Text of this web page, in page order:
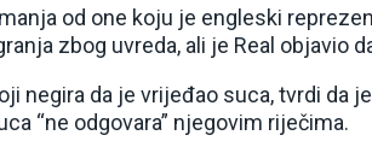
od one koju je engleski
zbog uvreda, ali je Real objavio
negira da je vrijeđao suca, tvrdi da
“ne odgovara” njegovim riječima.